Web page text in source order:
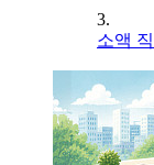
3.
소액